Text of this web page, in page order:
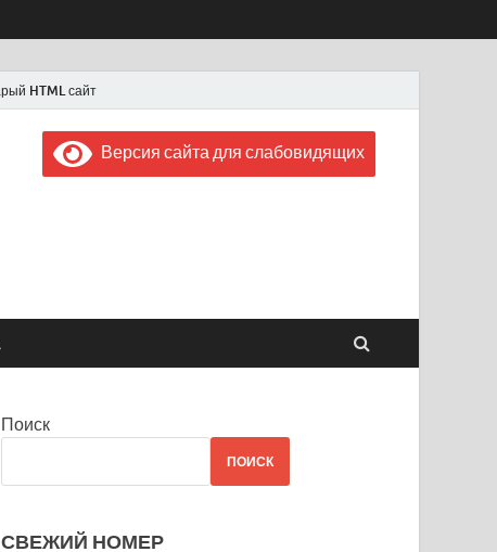
HTML сайт
"Советская Россия"
1956 года
Версия сайта для слабовидящих
Поиск
ПОИСК
СВЕЖИЙ НОМЕР